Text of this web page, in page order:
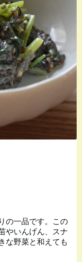
の一品です。この
やいんげん、スナ
な野菜と和えても